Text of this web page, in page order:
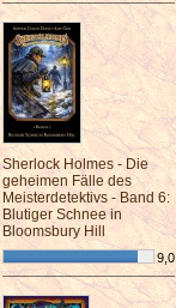
¯¯¯¯¯¯¯¯¯¯¯¯¯¯¯¯¯¯¯¯¯¯¯¯
Sherlock Holmes - Die
geheimen Fälle des
Meisterdetektivs - Band 6:
Blutiger Schnee in
Bloomsbury Hill
9,0
¯¯¯¯¯¯¯¯¯¯¯¯¯¯¯¯¯¯¯¯¯¯¯¯